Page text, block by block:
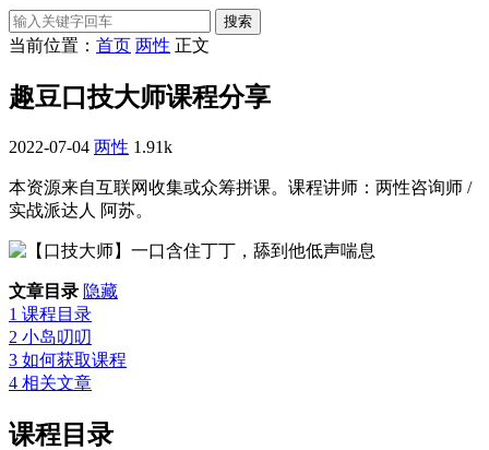
搜索
当前位置： 首页 两性 正文
趣豆口技大师课程分享
2022-07-04 两性 1.91k
本资源来自互联网收集或众筹拼课。课程讲师：两性咨询师 /
实战派达人 阿苏。
文章目录 隐藏
1 课程目录
2 小岛叨叨
3 如何获取课程
4 相关文章
课程目录